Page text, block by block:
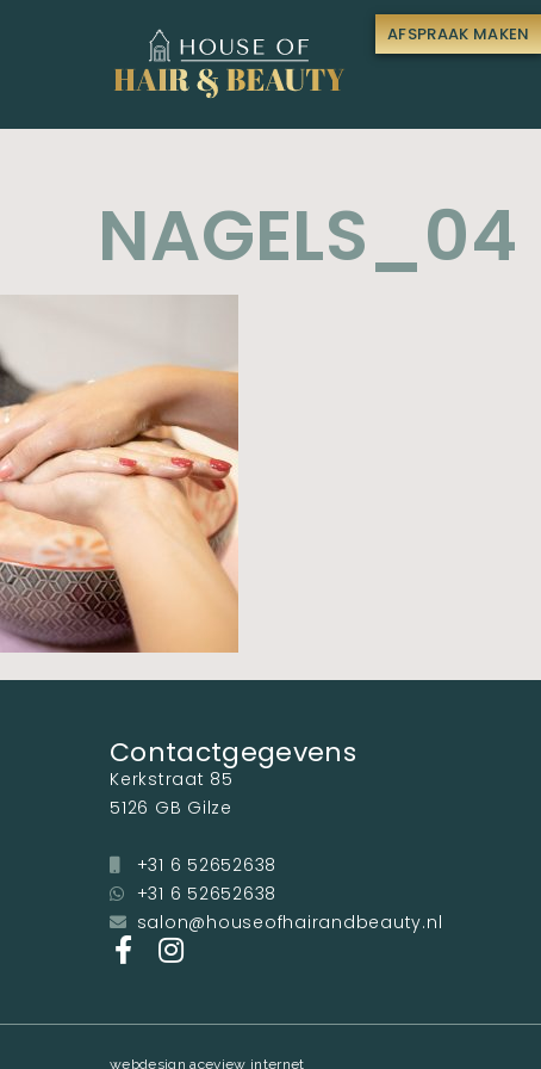
AFSPRAAK MAKEN
NAGELS_04
Contactgegevens
Kerkstraat 85
5126 GB Gilze
+31 6 52652638
+31 6 52652638
salon@houseofhairandbeauty.nl
webdesign aceview internet